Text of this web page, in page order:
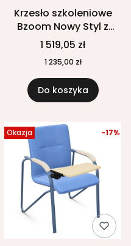
Krzesło szkoleniowe
Bzoom Nowy Styl z
pulpitem i schowkiem,
mobilne, uczelniane
1 519,05 zł
1 235,00 zł
Do koszyka
Okazja -17%